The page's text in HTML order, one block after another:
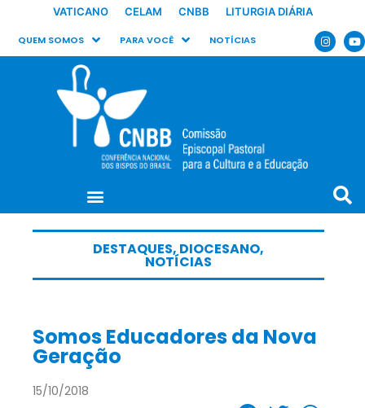
VATICANO CELAM CNBB LITURGIA DIÁRIA
QUEM SOMOS PARA VOCÊ NOTÍCIAS
DESTAQUES,DIOCESANO,
NOTÍCIAS
Somos Educadores da Nova
Geração
15/10/2018